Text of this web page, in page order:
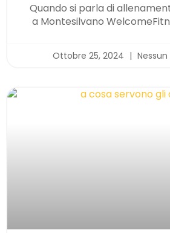
Quando si parla di
a Montesilvano
Ottobre 25, 2024